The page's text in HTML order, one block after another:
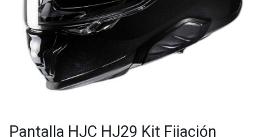
Pantalla HJC HJ29 Kit Fijación